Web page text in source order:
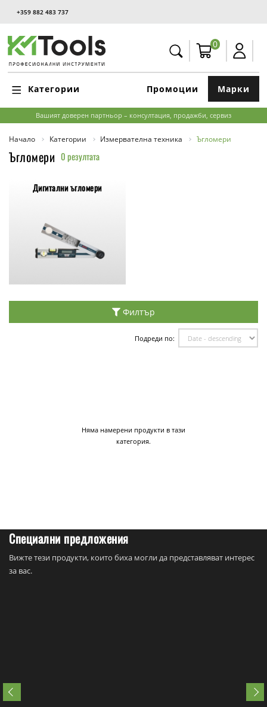
+359 882 483 737
0
Категории Марки
Промоции
Вашият доверен партньор – консултация, продажби, сервиз
Начало Категории Измервателна техника Ъгломери
Ъгломери 0 резултата
Дигитални ъгломери
Филтър
Подреди по:
Няма намерени продукти в тази
категория.
Специални предложения
Вижте тези продукти, които биха могли да представляват интерес
за вас.